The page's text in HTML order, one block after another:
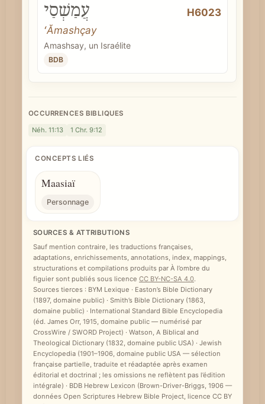
עֲמַשְׁסַי
H6023
ʻĂmashçay
Amashsay, un Israélite
BDB
OCCURRENCES BIBLIQUES
Néh. 11:13
1 Chr. 9:12
CONCEPTS LIÉS
Maasiaï
Personnage
SOURCES & ATTRIBUTIONS
Sauf mention contraire, les traductions françaises,
adaptations, enrichissements, annotations, index, mappings,
structurations et compilations produits par À l’ombre du
figuier sont publiés sous licence CC BY-NC-SA 4.0.
Sources tierces : BYM Lexique · Easton’s Bible Dictionary
(1897, domaine public) · Smith’s Bible Dictionary (1863,
domaine public) · International Standard Bible Encyclopedia
(éd. James Orr, 1915, domaine public — numérisé par
CrossWire / SWORD Project) · Watson, A Biblical and
Theological Dictionary (1832, domaine public USA) · Jewish
Encyclopedia (1901–1906, domaine public USA — sélection
française partielle, traduite et réadaptée après examen
éditorial et doctrinal ; les omissions ne reflètent pas l’édition
intégrale) · BDB Hebrew Lexicon (Brown-Driver-Briggs, 1906 —
données Open Scriptures Hebrew Bible Project, licence CC BY